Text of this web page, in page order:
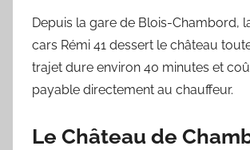
Depuis la gare de Blois-Chambord,
cars Rémi 41 dessert le château toute
trajet dure environ 40 minutes et
payable directement au chauffeur.
Le Château de